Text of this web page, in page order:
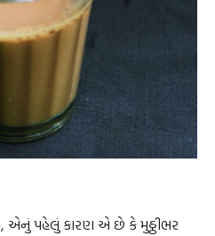
એનું પહેલું કારણ એ છે કે મુઠ્ઠીભર